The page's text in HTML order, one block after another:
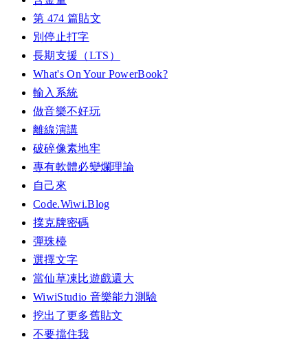
第 474 篇貼文
別停止打字
長期支援（LTS）
What's On Your PowerBook?
輸入系統
做音樂不好玩
離線演講
破碎像素地牢
專有軟體必變爛理論
自己來
Code.Wiwi.Blog
撲克牌密碼
彈珠檯
選擇文字
當仙草凍比遊戲還大
WiwiStudio 音樂能力測驗
挖出了更多舊貼文
不要擋住我